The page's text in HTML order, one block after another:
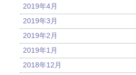
2019年4月
2019年3月
2019年2月
2019年1月
2018年12月